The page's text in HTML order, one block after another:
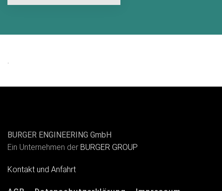
.
BURGER ENGINEERING GmbH
Ein Unternehmen der BURGER GROUP
Kontakt und Anfahrt